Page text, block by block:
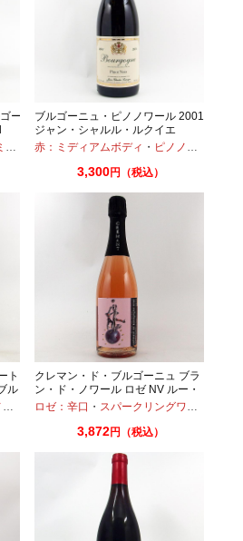
ー
・ピノノワール
ブルゴーニュ・ピノノワール 2001
ジャン・シャルル・ルクイエ
750ml
赤：ミディアムボディ ・ ピノノワール
3,300円（税込）
ト
ル
クレマン・ド・ブルゴーニュ ブラ
ン・ド・ノワール ロゼ NV ルー・
デュモン 750ml 仲田晃司
ロゼ：辛口 ・ スパークリングワイン
3,872円（税込）